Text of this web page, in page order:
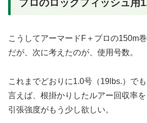
プロのロックフィッシュ用
こうしてアーマードF＋プロの150m
だが、次に考えたのが、使用号数。
これまでどおりに1.0号（19lbs.）で
言えば、根掛かりしたルアー回収率
引張強度がもう少し欲しい。